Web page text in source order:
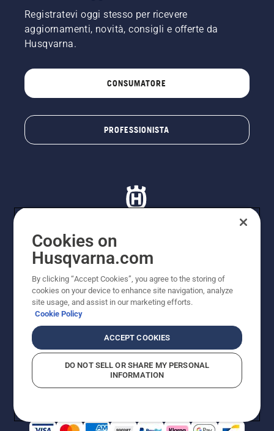
Registratevi oggi stesso per ricevere
aggiornamenti, novità, consigli e offerte da
Husqvarna.
CONSUMATORE
PROFESSIONISTA
© Husqvarna AB (publ). Tutti i diritti riservati. I prezzi
Husqvarna Schweiz AG per i rivenditori specializzati
aderenti all’iniziativa, prezzi in CHF comprensivi di IVA
all’ 8,1% e TRA. Con riserva di modifica. Tutti i prezzi
indicati sono prezzi al dettaglio consigliati (IVA inclusa),
a meno che il prodotto non sia disponibile per l'acquisto
Informativa sui cookieTermini di utilizzo
Informativa sulla privacyRiferimentiCGVF Negozio online
Segnalazione di presunte violazioni
Cookies on
Husqvarna.com
By clicking “Accept Cookies”, you agree to the storing of
cookies on your device to enhance site navigation, analyze
site usage, and assist in our marketing efforts.
Cookie Policy
ACCEPT COOKIES
DO NOT SELL OR SHARE MY PERSONAL
INFORMATION